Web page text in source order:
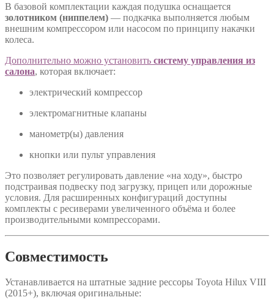
В базовой комплектации каждая подушка оснащается
золотником (ниппелем) — подкачка выполняется любым
внешним компрессором или насосом по принципу накачки
колеса.
Дополнительно можно установить систему управления из
салона, которая включает:
электрический компрессор
электромагнитные клапаны
манометр(ы) давления
кнопки или пульт управления
Это позволяет регулировать давление «на ходу», быстро
подстраивая подвеску под загрузку, прицеп или дорожные
условия. Для расширенных конфигураций доступны
комплекты с ресиверами увеличенного объёма и более
производительными компрессорами.
Совместимость
Устанавливается на штатные задние рессоры Toyota Hilux VIII
(2015+), включая оригинальные: